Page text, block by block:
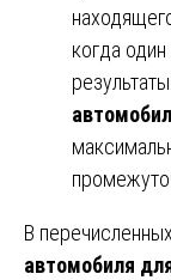
когда
В
автомобиля